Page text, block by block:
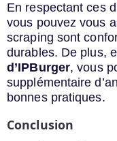
En respectant ces
vous pouvez vous
scraping sont
durables. De plus,
d’IPBurger, vous
supplémentaire
bonnes pratiques.
Conclusion